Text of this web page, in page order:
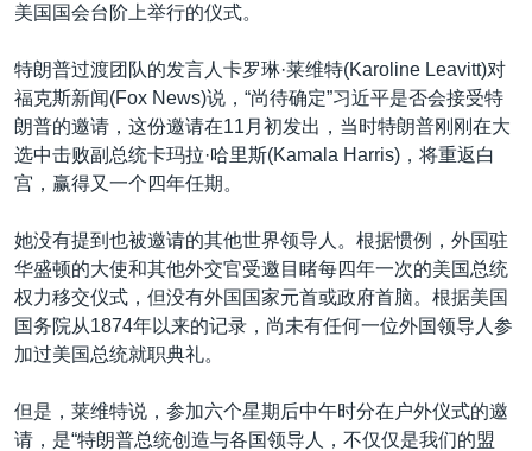
关注新疆
GEN Z 看美国
美国国会台阶上举行的仪式。
特朗普过渡团队的发言人卡罗琳·莱维特(Karoline Leavitt)对
福克斯新闻(Fox News)说，“尚待确定”习近平是否会接受特
朗普的邀请，这份邀请在11月初发出，当时特朗普刚刚在大
选中击败副总统卡玛拉·哈里斯(Kamala Harris)，将重返白
宫，赢得又一个四年任期。
她没有提到也被邀请的其他世界领导人。根据惯例，外国驻
华盛顿的大使和其他外交官受邀目睹每四年一次的美国总统
权力移交仪式，但没有外国国家元首或政府首脑。根据美国
国务院从1874年以来的记录，尚未有任何一位外国领导人参
加过美国总统就职典礼。
但是，莱维特说，参加六个星期后中午时分在户外仪式的邀
请，是“特朗普总统创造与各国领导人，不仅仅是我们的盟